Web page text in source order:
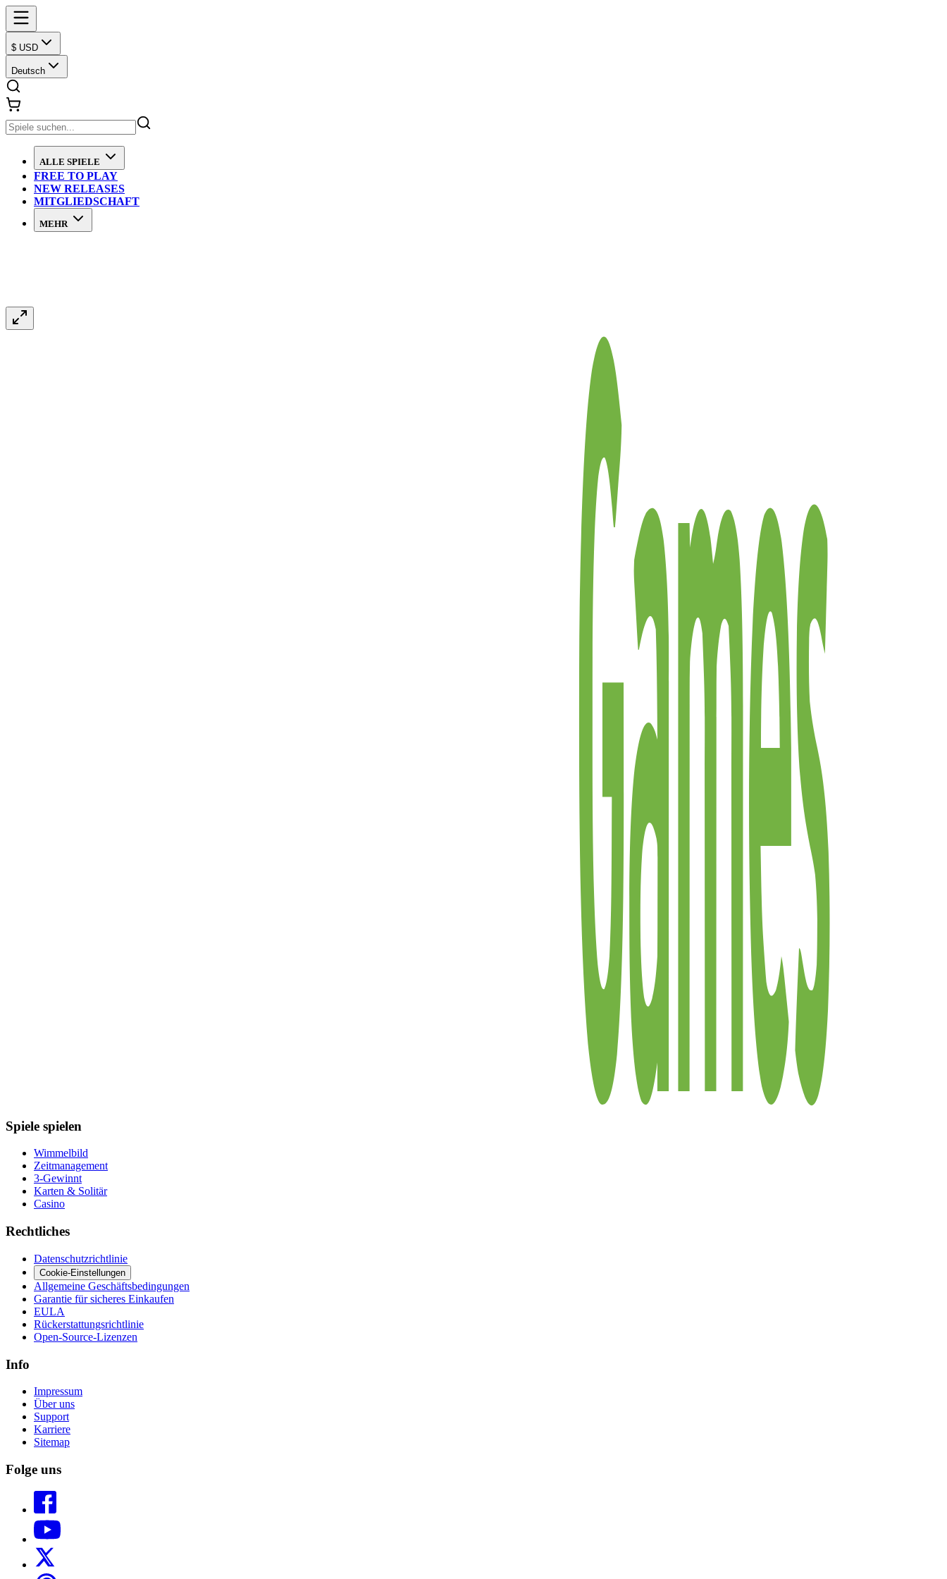
$ USD
Deutsch
ALLE SPIELE
FREE TO PLAY
NEW RELEASES
MITGLIEDSCHAFT
MEHR
Spiele spielen
Wimmelbild
Zeitmanagement
3-Gewinnt
Karten & Solitär
Casino
Rechtliches
Datenschutzrichtlinie
Cookie-Einstellungen
Allgemeine Geschäftsbedingungen
Garantie für sicheres Einkaufen
EULA
Rückerstattungsrichtlinie
Open-Source-Lizenzen
Info
Impressum
Über uns
Support
Karriere
Sitemap
Folge uns